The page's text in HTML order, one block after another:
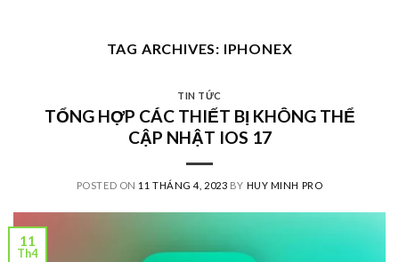
TAG ARCHIVES: IPHONEX
TIN TỨC
TỔNG HỢP CÁC THIẾT BỊ KHÔNG THỂ
CẬP NHẬT IOS 17
POSTED ON 11 THÁNG 4, 2023 BY HUY MINH PRO
11
Th4